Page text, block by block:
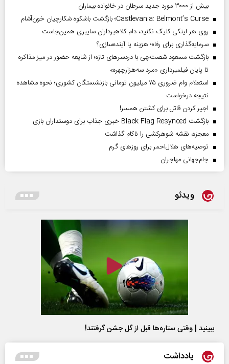
بیش از ۳۰۰۰ مورد جدید سرطان در خانواده بیماران
Castlevania: Belmont’s Curse؛ بازگشت باشکوه شکارچیان خون‌آشام
روی هر لینکی کلیک نکنید، دام کلاهبرداران سایبری همین‌جاست
سرمایه‌گذاری برای رفاه؛ هزینه یا آینده‌سازی؟
بازگشت مسعود شصت‌چی با دردسر‌های تازه؛ از شایعه حضور در میز مذاکره
تا پایان فیلمبرداری «مرد سه‌هزارچهره»
استعلام وام ضروری ۷۵ میلیون تومانی بازنشستگان کشوری؛ نحوه مشاهده
نتیجه درخواست
اجیر کردن قاتل برای کشتن همسر!
بازگشت Black Flag Resynced خبری جذاب برای دوستداران بازی
معجزه، نقشه شوهرکشی را ناکام گذاشت
توصیه‌های هلال‌احمر برای روز‌های گرم
جام‌جهانی مهاجران
ویدئو
ببینید | وقتی ستاره‌ها قبل از گل جشن گرفتند!
یادداشت